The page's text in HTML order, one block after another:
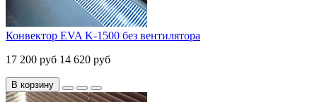
Конвектор EVA K-1500 без вентилятора
17 200 руб 14 620 руб
В корзину